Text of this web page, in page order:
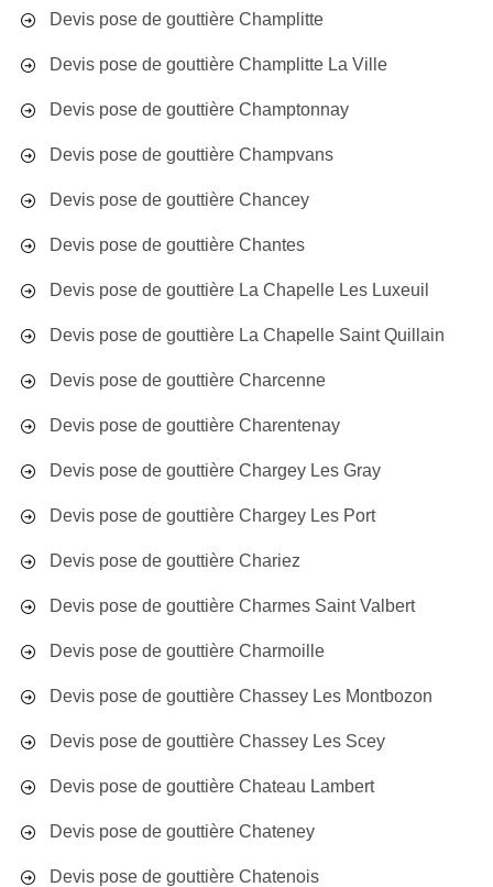
Devis pose de gouttière Champlitte
Devis pose de gouttière Champlitte La Ville
Devis pose de gouttière Champtonnay
Devis pose de gouttière Champvans
Devis pose de gouttière Chancey
Devis pose de gouttière Chantes
Devis pose de gouttière La Chapelle Les Luxeuil
Devis pose de gouttière La Chapelle Saint Quillain
Devis pose de gouttière Charcenne
Devis pose de gouttière Charentenay
Devis pose de gouttière Chargey Les Gray
Devis pose de gouttière Chargey Les Port
Devis pose de gouttière Chariez
Devis pose de gouttière Charmes Saint Valbert
Devis pose de gouttière Charmoille
Devis pose de gouttière Chassey Les Montbozon
Devis pose de gouttière Chassey Les Scey
Devis pose de gouttière Chateau Lambert
Devis pose de gouttière Chateney
Devis pose de gouttière Chatenois